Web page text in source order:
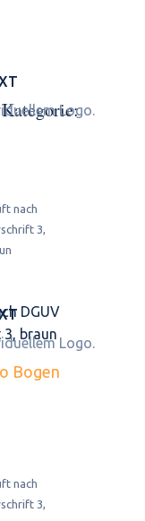
Logo.
Logo.
DGUV
braun
Bogen